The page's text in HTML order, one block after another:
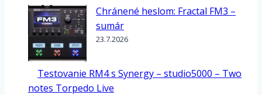
Chránené heslom: Fractal FM3 –
sumár
23.7.2026
Testovanie RM4 s Synergy – studio5000 – Two
notes Torpedo Live